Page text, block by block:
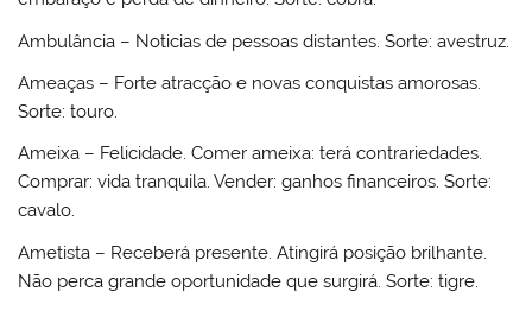
Ambulância – Noticias de pessoas distantes. Sorte: avestruz.
Ameaças – Forte atracção e novas conquistas amorosas.
Sorte: touro.
Ameixa – Felicidade. Comer ameixa: terá contrariedades.
Comprar: vida tranquila. Vender: ganhos financeiros. Sorte:
cavalo.
Ametista – Receberá presente. Atingirá posição brilhante.
Não perca grande oportunidade que surgirá. Sorte: tigre.